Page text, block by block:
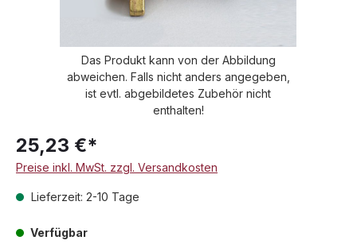
Das Produkt kann von der Abbildung
abweichen. Falls nicht anders angegeben,
ist evtl. abgebildetes Zubehör nicht
enthalten!
25,23 €*
Preise inkl. MwSt. zzgl. Versandkosten
Lieferzeit: 2-10 Tage
Verfügbar